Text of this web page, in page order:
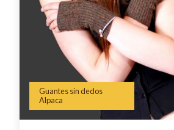
Guantes sin dedos
Alpaca